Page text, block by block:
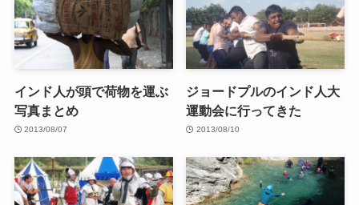
インド人が頭で荷物を運ぶ
写真まとめ
2013/08/07
ジョードプルのインド人大
運動会に行ってきた
2013/08/10